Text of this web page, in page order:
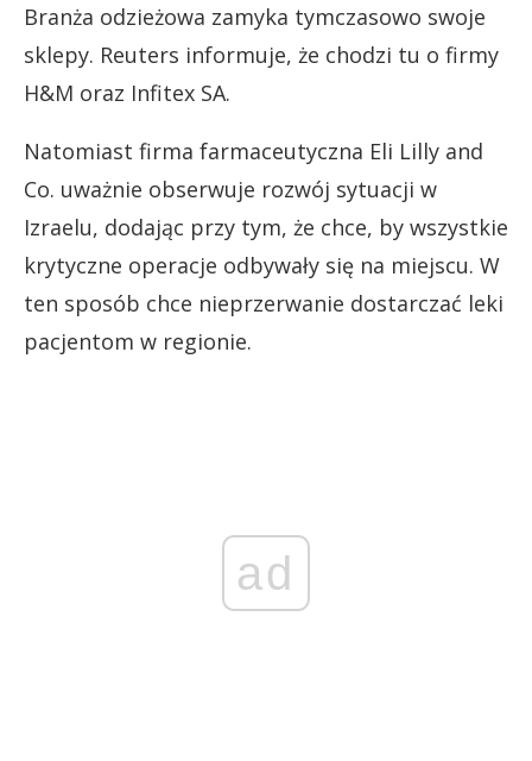
Branża odzieżowa zamyka tymczasowo swoje
sklepy. Reuters informuje, że chodzi tu o firmy
H&M oraz Infitex SA.
Natomiast firma farmaceutyczna Eli Lilly and
Co. uważnie obserwuje rozwój sytuacji w
Izraelu, dodając przy tym, że chce, by wszystkie
krytyczne operacje odbywały się na miejscu. W
ten sposób chce nieprzerwanie dostarczać leki
pacjentom w regionie.
ad